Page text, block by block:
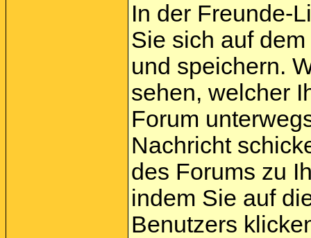
In der Freunde-
Sie sich auf
und speichern.
sehen, welcher
Forum
Nachricht
des Forums zu
indem Sie auf
Benutzers